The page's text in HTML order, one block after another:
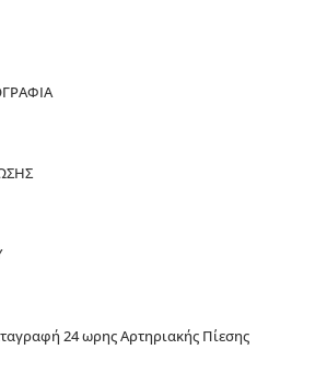
24 ωρης Αρτηριακής Πίεσης